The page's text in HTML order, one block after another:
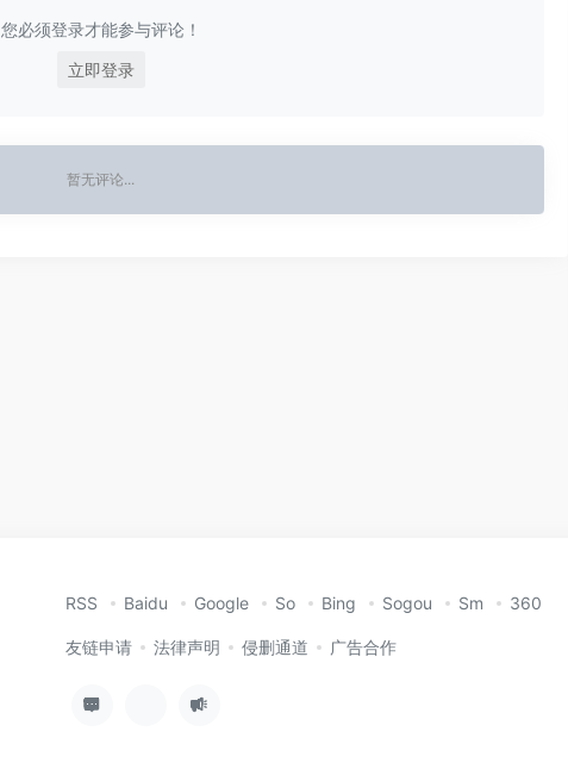
您必须登录才能参与评论！
立即登录
暂无评论...
RSS Baidu Google So Bing Sogou Sm 360
友链申请 法律声明 侵删通道 广告合作